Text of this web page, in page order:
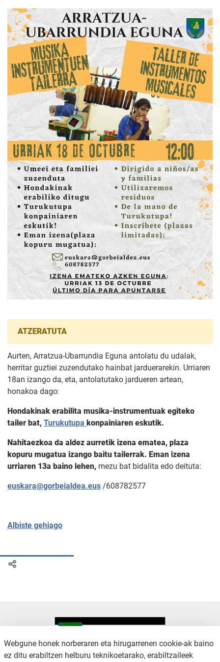
ATZERATUTA
Aurten, Arratzua-Ubarrundia Eguna antolatu du udalak,
herritar guztiei zuzendutako hainbat jarduerarekin. Urriaren
18an izango da, eta, antolatutako jardueren artean,
honakoa dago:
Hondakinak erabilita musika-instrumentuak egiteko
tailer bat, Turukutupa konpainiaren eskutik.
Nahitaezkoa da aldez aurretik izena ematea, plaza
kopuru mugatua izango baitu tailerrak. Eman izena
urriaren 13a baino lehen, mezu bat bidalita edo deituta:
euskara@gorbeialdea.eus /608782577
Albiste gehiago
Webgune honek norberaren eta hirugarrenen cookie-ak baino
ez ditu erabiltzen helburu teknikoetarako, erabiltzaileek